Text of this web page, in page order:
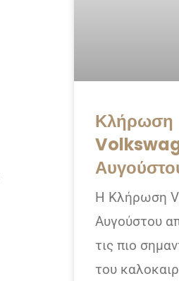
Κλήρωση
Η Κλήρωση
Αυγούστου
τις πιο
του